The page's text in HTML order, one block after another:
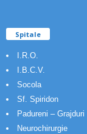
Spitale
I.R.O.
I.B.C.V.
Socola
Sf. Spiridon
Padureni – Grajduri
Neurochirurgie